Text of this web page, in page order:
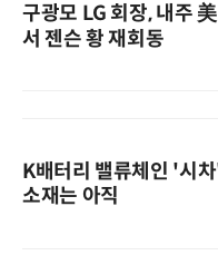
구광모 LG 회장, 내주
서 젠슨 황 재회동
K배터리 밸류체인 '시
소재는 아직